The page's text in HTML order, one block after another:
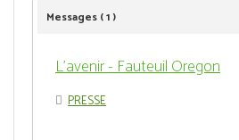
Messages ( 1 )
L'avenir - Fauteuil Oregon
PRESSE